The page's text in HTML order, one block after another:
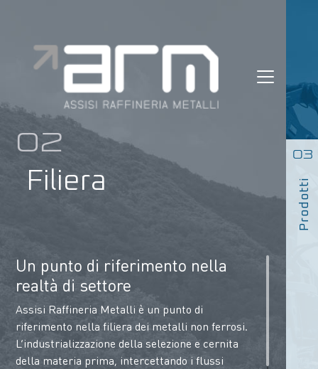
content
02
Filiera
Un punto di riferimento nella
realtà di settore
Assisi Raffineria Metalli è un punto di
riferimento nella filiera dei metalli non ferrosi.
L’industrializzazione della selezione e cernita
della materia prima, intercettando i flussi
03
Prodotti